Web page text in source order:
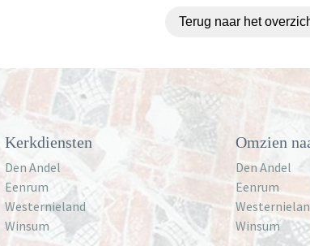
Terug naar het
Kerkdiensten
Den Andel
Eenrum
Westernieland
Winsum
Omzien
Den Andel
Eenrum
Winsum